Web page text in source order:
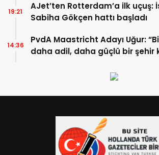
AJet’ten Rotterdam’a ilk uçuş:
Sabiha Gökçen hattı başladı
19:21
PvdA Maastricht Adayı Uğur:
daha adil, daha güçlü bir şehir
14:36